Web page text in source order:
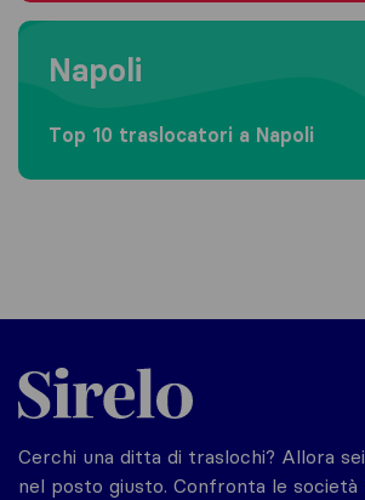
Moving to Napoli
Napoli
Top 10 traslocatori a Napoli
Sirelo.it
Cerchi una ditta di traslochi? Allora sei
nel posto giusto. Confronta le società